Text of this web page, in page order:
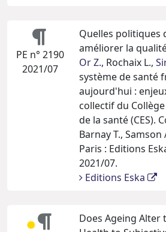
PE n° 2190
2021/07
Quelles politiques
améliorer la
Or Z., Rochaix L.,
système de santé
aujourd'hui :
collectif du
de la santé (CES).
Barnay T., Samson
Paris : Editions
2021/07.
Editions Eska
Does Ageing